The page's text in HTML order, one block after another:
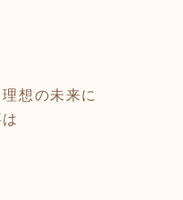
想の未来に